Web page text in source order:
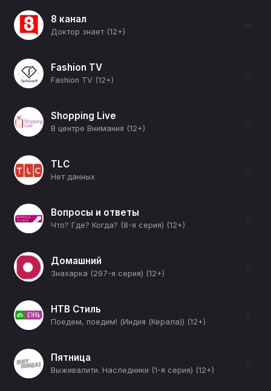
8 канал
Доктор знает (12+)
☆
Fashion TV
Fashion TV (12+)
☆
Shopping Live
В центре Внимания (12+)
☆
TLC
Нет данных
☆
Вопросы и ответы
Что? Где? Когда? (8-я серия) (12+)
☆
Домашний
Знахарка (297-я серия) (12+)
☆
НТВ Стиль
Поедем, поедим! (Индия (Керала)) (12+)
☆
Пятница
Выживалити. Наследники (1-я серия) (12+)
☆